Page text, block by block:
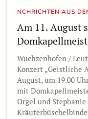
NCHRICHTEN AUS
Am 11. August
Wuchzenhofen /
Konzert „Geistliche
August, um 19.00
mit
Orgel und